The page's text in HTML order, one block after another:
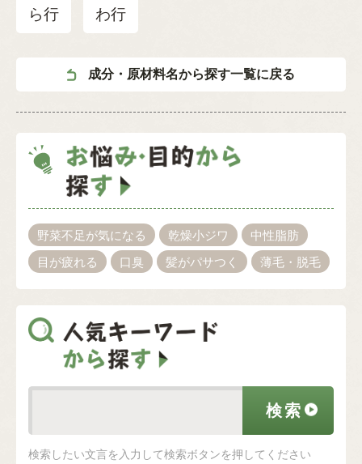
ら行 わ行
成分・原材料名から探す一覧に戻る
野菜不足が気になる 乾燥小ジワ
中性脂肪
目が疲れる
口臭 髪がパサつく 薄毛・脱毛
検索したい文言を入力して検索ボタンを押してください